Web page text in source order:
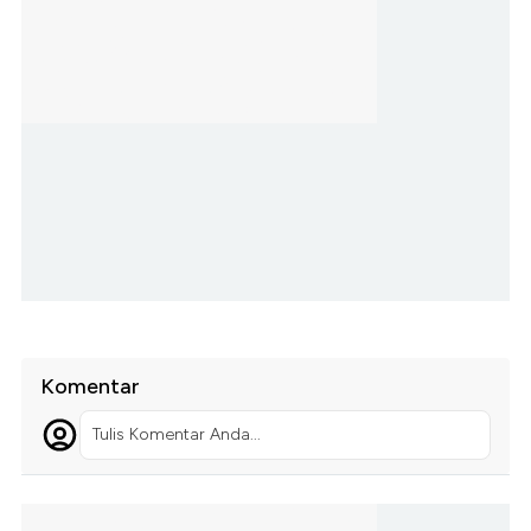
Komentar
Tulis Komentar Anda...